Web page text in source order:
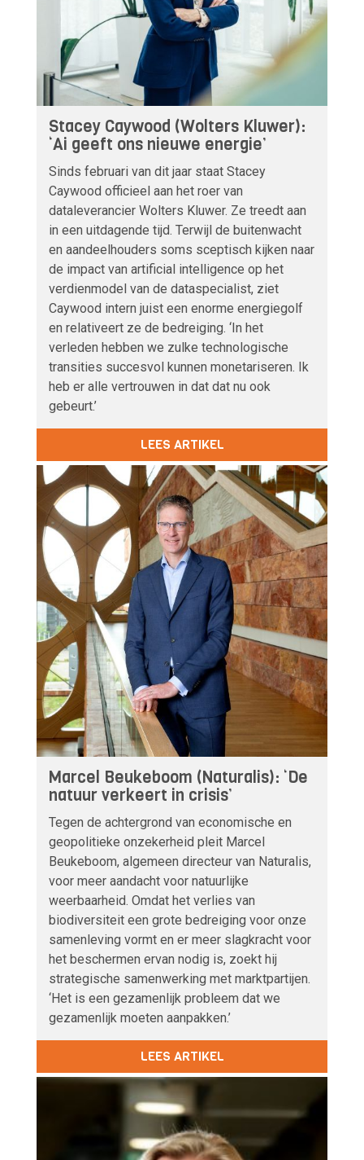
Stacey Caywood (Wolters Kluwer):
‘Ai geeft ons nieuwe energie’
Sinds februari van dit jaar staat Stacey
Caywood officieel aan het roer van
dataleverancier Wolters Kluwer. Ze treedt aan
in een uitdagende tijd. Terwijl de buitenwacht
en aandeelhouders soms sceptisch kijken naar
de impact van artificial intelligence op het
verdienmodel van de dataspecialist, ziet
Caywood intern juist een enorme energiegolf
en relativeert ze de bedreiging. ‘In het
verleden hebben we zulke technologische
transities succesvol kunnen monetariseren. Ik
heb er alle vertrouwen in dat dat nu ook
gebeurt.’
LEES ARTIKEL
Marcel Beukeboom (Naturalis): ‘De
natuur verkeert in crisis’
Tegen de achtergrond van economische en
geopolitieke onzekerheid pleit Marcel
Beukeboom, algemeen directeur van Naturalis,
voor meer aandacht voor natuurlijke
weerbaarheid. Omdat het verlies van
biodiversiteit een grote bedreiging voor onze
samenleving vormt en er meer slagkracht voor
het beschermen ervan nodig is, zoekt hij
strategische samenwerking met marktpartijen.
‘Het is een gezamenlijk probleem dat we
gezamenlijk moeten aanpakken.’
LEES ARTIKEL